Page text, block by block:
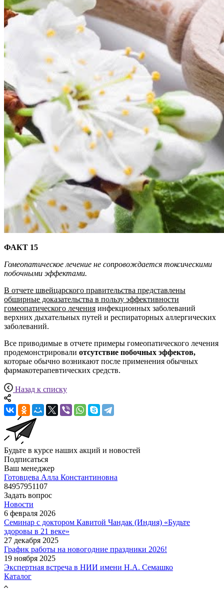
ФАКТ 15
Гомеопатическое лечение не сопровождается токсическими
побочными эффектами.
В отчете швейцарского правительства представлены
обширные доказательства в пользу эффективности
гомеопатического лечения инфекционных заболеваний
верхних дыхательных путей и респираторных аллергических
заболеваний.
Все приводимые в отчете примеры гомеопатического лечения
продемонстрировали отсутствие побочных эффектов,
которые обычно возникают после применения обычных
фармакотерапевтических средств.
Назад к списку
Будьте в курсе наших акций и новостей
Подписаться
Ваш менеджер
Готовцева Алла Константиновна
84957951107
Задать вопрос
Новости
6 февраля 2026
Семинар с доктором Кавитой Чандак (Индия) «Будьте
здоровы в 21 веке»
27 декабря 2025
График работы на новогодние праздники 2026!
19 ноября 2025
Экспертная встреча в НИИ имени Н.А. Семашко
Каталог